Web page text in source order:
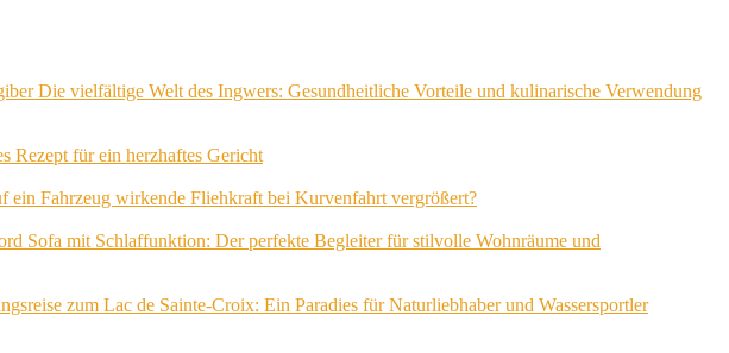
Die vielfältige Welt des Ingwers: Gesundheitliche Vorteile und kulinarische Verwendung
Rezept für ein herzhaftes Gericht
ein Fahrzeug wirkende Fliehkraft bei Kurvenfahrt vergrößert?
Sofa mit Schlaffunktion: Der perfekte Begleiter für stilvolle Wohnräume und
zum Lac de Sainte-Croix: Ein Paradies für Naturliebhaber und Wassersportler